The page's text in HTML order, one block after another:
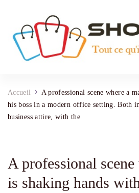
Accueil
A professional scene where a
his boss in a modern office setting. Both
business attire, with the
A professional scene
is shaking hands